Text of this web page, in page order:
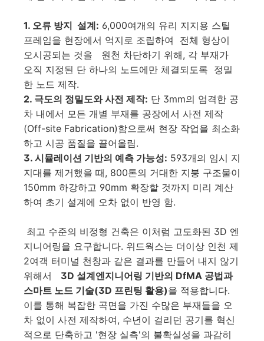
1. 오류 방지 설계: 6,000여개의 유리 지지용 스틸
프레임을 현장에서 억지로 조립하여 전체 형상이
오시공되는 것을 원천 차단하기 위해, 각 부재가
오직 지정된 단 하나의 노드에만 체결되도록 정밀
한 노드 제작.
2. 극도의 정밀도와 사전 제작: 단 3mm의 엄격한 공
차 내에서 모든 개별 부재를 공장에서 사전 제작
(Off-site Fabrication)함으로써 현장 작업을 최소화
하고 시공 품질을 끌어올림.
3. 시뮬레이션 기반의 예측 가능성: 593개의 임시 지
지대를 제거했을 때, 800톤의 거대한 지붕 구조물이
150mm 하강하고 90mm 확장할 것까지 미리 계산
하여 초기 설계에 오차 없이 반영 함.
최고 수준의 비정형 건축은 이처럼 고도화된 3D 엔
지니어링을 요구합니다. 위드웍스는 더이상 인천 제
2여객 터미널 천창과 같은 결과를 만들어 내지 않기
위해서 3D 설계엔지니어링 기반의 DfMA 공법과
스마트 노드 기술(3D 프린팅 활용)을 적용합니다.
이를 통해 복잡한 곡면을 가진 수많은 부재들을 오
차 없이 사전 제작하여, 수년이 걸리던 공기를 혁신
적으로 단축하고 '현장 실측'의 불확실성을 과감히